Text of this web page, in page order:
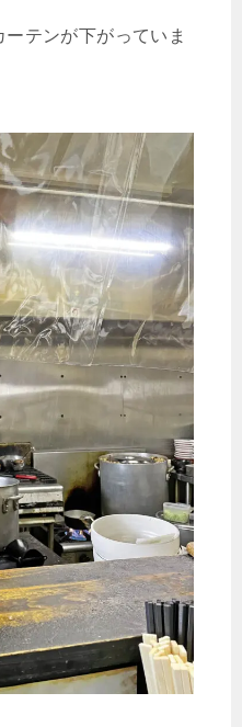
テンが下がっていま